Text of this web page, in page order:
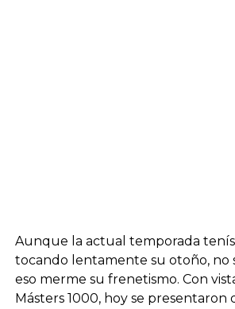
Aunque la actual temporada
tocando lentamente su otoño, no
eso merme su frenetismo. Con
Másters 1000, hoy se presentaron